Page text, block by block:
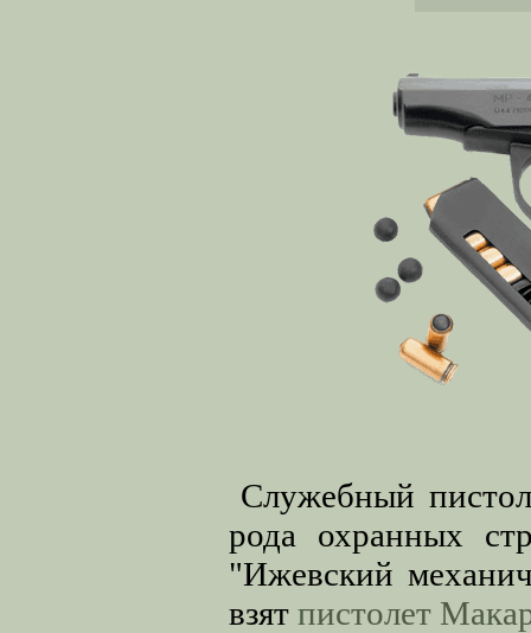
Служебный
рода охранных
"Ижевский
взят пистолет